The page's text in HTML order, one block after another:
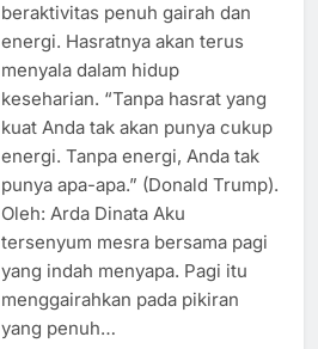
beraktivitas penuh gairah dan
energi. Hasratnya akan terus
menyala dalam hidup
keseharian. “Tanpa hasrat yang
kuat Anda tak akan punya cukup
energi. Tanpa energi, Anda tak
punya apa-apa.” (Donald Trump).
Oleh: Arda Dinata Aku
tersenyum mesra bersama pagi
yang indah menyapa. Pagi itu
menggairahkan pada pikiran
yang penuh…